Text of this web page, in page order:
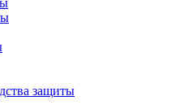
защиты